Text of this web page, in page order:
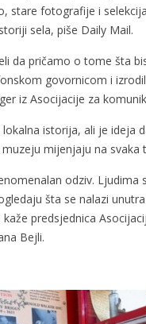
stare fotografije i
sela, piše Daily Mail.
da pričamo o tome šta
govornicom i
iz Asocijacije za
istorija, ali je ideja
mijenjaju na svaka
odziv. Ljudima
šta se nalazi
kaže predsjednica
Bejli.